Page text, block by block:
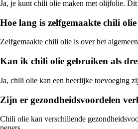
Ja, je kunt chili olie maken met olijfolie. Dit
Hoe lang is zelfgemaakte chili
Zelfgemaakte chili olie is over het
Kan ik chili olie gebruiken als
Ja, chili olie kan een heerlijke toevoeging
Zijn er gezondheidsvoordelen
Chili olie kan verschillende